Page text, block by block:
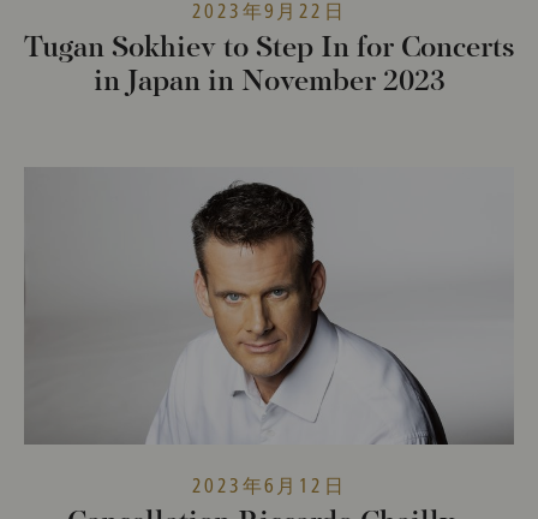
2023年9月22日
Tugan Sokhiev to Step In for Concerts
in Japan in November 2023
2023年6月12日